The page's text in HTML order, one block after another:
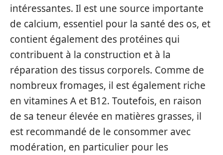
intéressantes. Il est une source importante
de calcium, essentiel pour la santé des os, et
contient également des protéines qui
contribuent à la construction et à la
réparation des tissus corporels. Comme de
nombreux fromages, il est également riche
en vitamines A et B12. Toutefois, en raison
de sa teneur élevée en matières grasses, il
est recommandé de le consommer avec
modération, en particulier pour les